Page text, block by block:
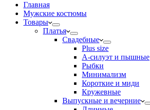
Главная
Мужские костюмы
Товары
Платья
Свадебные
Plus size
А-силуэт и пышные
Рыбки
Минимализм
Короткие и миди
Кружевные
Выпускные и вечерние